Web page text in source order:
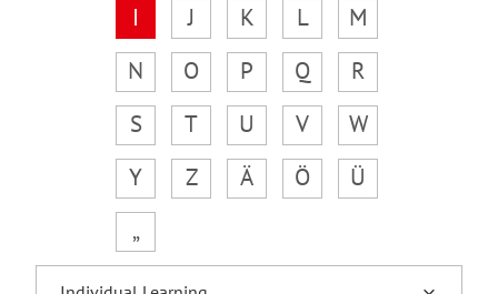
I
J K L
M
N
O P Q
R
S
T U V
W
Y
Z Ä Ö
Ü
„